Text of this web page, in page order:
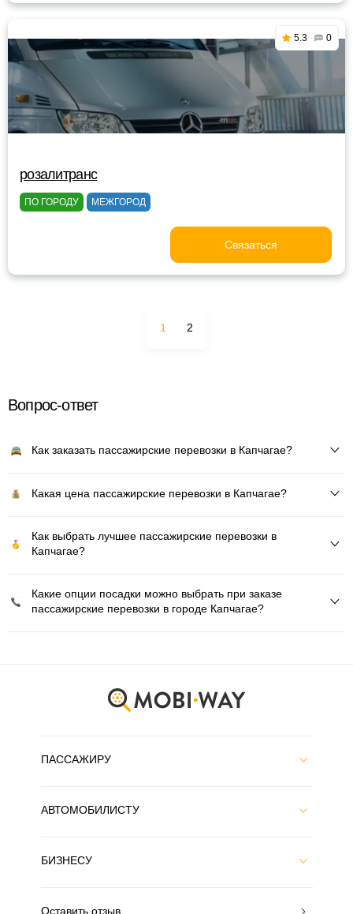
5.3 0
розалитранс
ПО ГОРОДУ МЕЖГОРОД
Связаться
1 2
Вопрос-ответ
Как заказать пассажирские перевозки в Капчагае?
Какая цена пассажирские перевозки в Капчагае?
Как выбрать лучшее пассажирские перевозки в
Капчагае?
Какие опции посадки можно выбрать при заказе
пассажирские перевозки в городе Капчагае?
ПАССАЖИРУ
АВТОМОБИЛИСТУ
БИЗНЕСУ
Оставить отзыв